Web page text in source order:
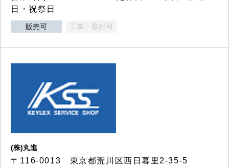
日・祝祭日
販売可 工事・取付可
(株)丸進
〒116-0013 東京都荒川区西日暮里2-35-5